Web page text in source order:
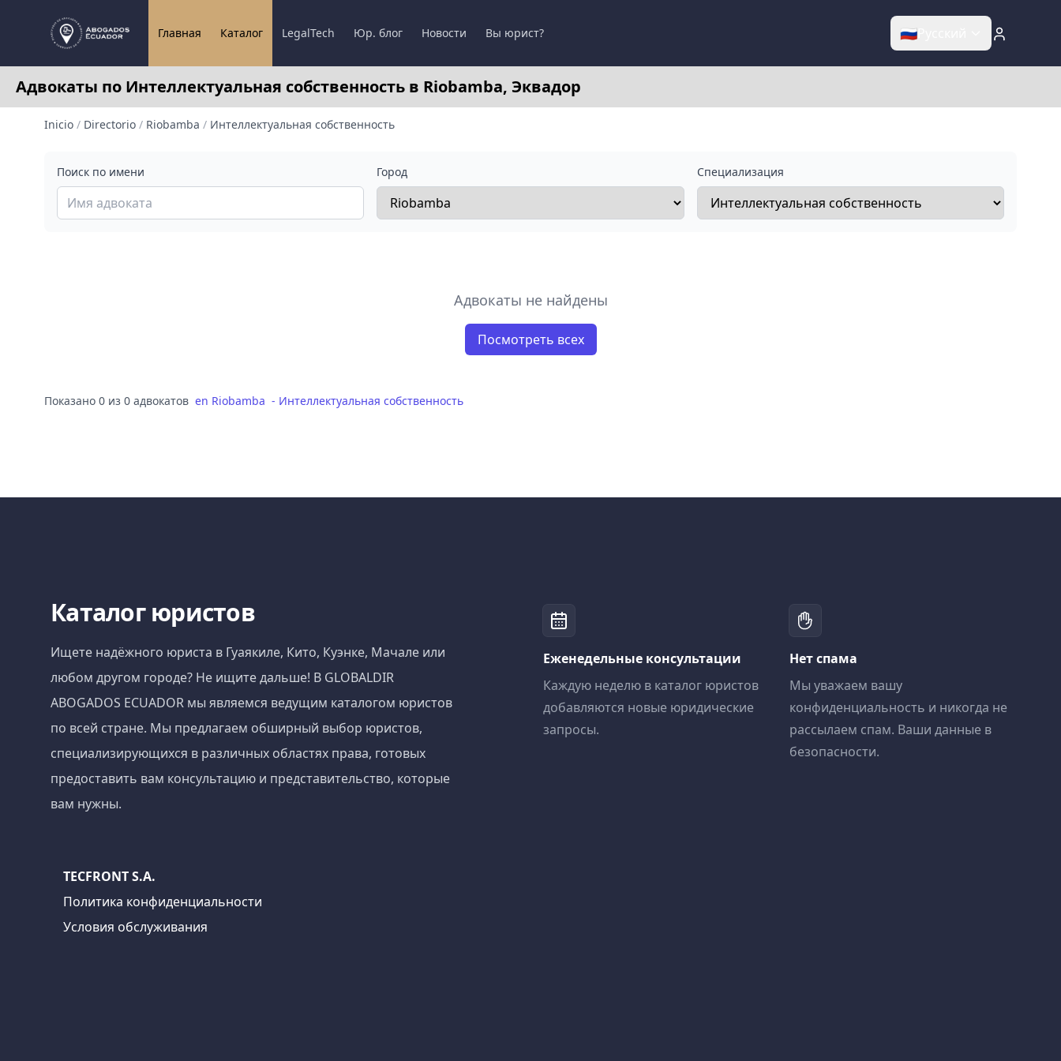
Главная Каталог LegalTech Юр. блог Новости Вы юрист? 🇷🇺
Адвокаты по Интеллектуальная собственность в Riobamba, Эквадор
Inicio / Directorio / Riobamba / Интеллектуальная собственность
Поиск по имени Город Специализация
Адвокаты не найдены
Посмотреть всех
Показано 0 из 0 адвокатов en Riobamba - Интеллектуальная собственность
Каталог юристов
Ищете надёжного юриста в Гуаякиле, Кито, Куэнке, Мачале или
любом другом городе? Не ищите дальше! В GLOBALDIR
ABOGADOS ECUADOR мы являемся ведущим каталогом юристов
по всей стране. Мы предлагаем обширный выбор юристов,
специализирующихся в различных областях права, готовых
предоставить вам консультацию и представительство, которые
вам нужны.
Еженедельные консультации
Каждую неделю в каталог юристов
добавляются новые юридические
запросы.
Нет спама
Мы уважаем вашу
конфиденциальность и никогда не
рассылаем спам. Ваши данные в
безопасности.
TECFRONT S.A.
Политика конфиденциальности
Условия обслуживания